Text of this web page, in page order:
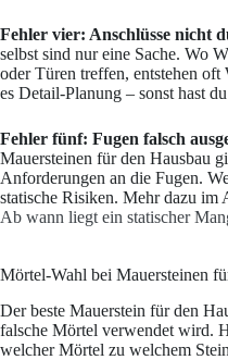
Fehler vier: Anschlüsse nicht
selbst sind nur eine Sache. Wo
oder Türen treffen, entstehen
es Detail-Planung – sonst hast
Fehler fünf: Fugen falsch
Mauersteinen für den Hausbau
Anforderungen an die Fugen.
statische Risiken. Mehr dazu im
Ab wann liegt ein statischer
Mörtel-Wahl bei Mauersteinen
Der beste Mauerstein für den
falsche Mörtel verwendet wird.
welcher Mörtel zu welchem